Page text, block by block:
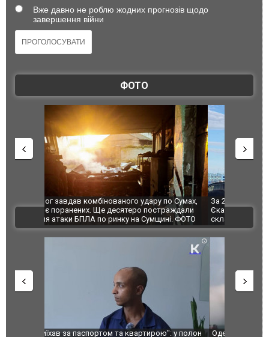
Вже давно не роблю жодних прогнозів щодо
завершення війни
ФОТО
За 2000 кілометрів від кордону з Україною: в
Єкатеринбурзі після атаки дронів загорівся
склад Wildberries. ФОТО. ВІДЕО
"Мої
ВІДЕО
Одесу накрила потужна злива з градом та
Вже